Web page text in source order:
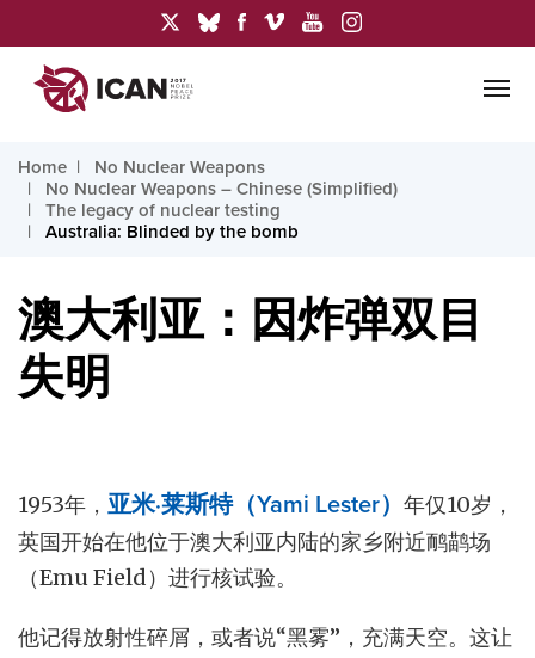
Home
No Nuclear Weapons
No Nuclear Weapons – Chinese (Simplified)
The legacy of nuclear testing
Australia: Blinded by the bomb
澳大利亚：因炸弹双目
失明
1953年， 亚米·莱斯特（Yami Lester） 年仅10岁，
英国开始在他位于澳大利亚内陆的家乡附近鸸鹋场
（Emu Field）进行核试验。
他记得放射性碎屑，或者说“黑雾”，充满天空。这让